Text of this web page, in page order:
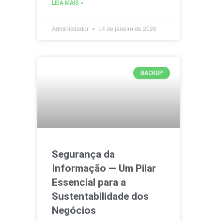
LEIA MAIS »
Administrador 14 de janeiro de 2026
BACKUP
Segurança da
Informação — Um Pilar
Essencial para a
Sustentabilidade dos
Negócios